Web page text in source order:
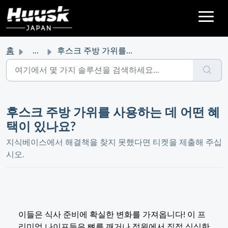
홈 ... 후스크 주방 가위를 사용하는 데 어떤 혜택이 있나요?
후스크 주방 가위를 사용하는 데 어떤 혜
택이 있나요?
지식베이스에서 해결책을 찾지 못했다면 티켓을 제출해 주십
시오.
이들은 식사 준비에 확실한 변화를 가져옵니다! 이 프